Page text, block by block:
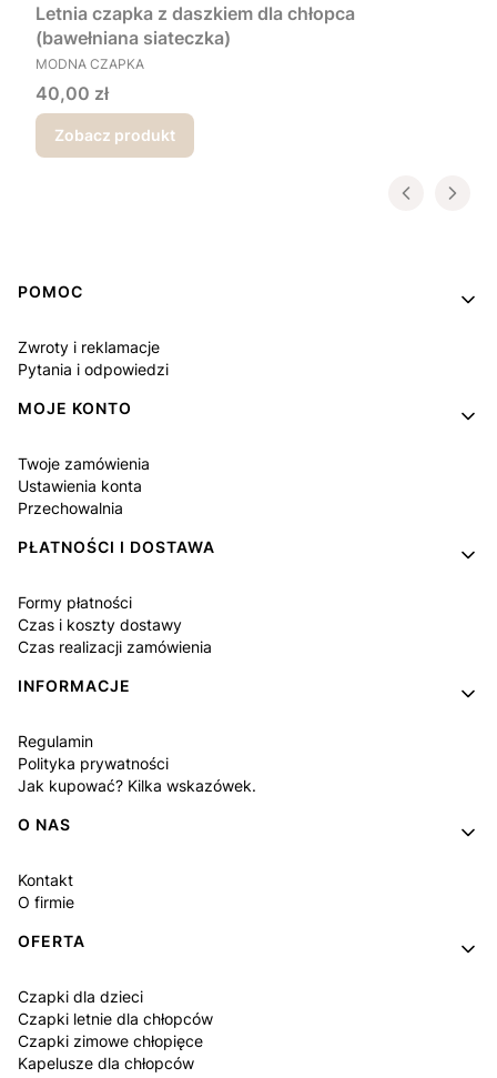
Letnia czapka z daszkiem dla chłopca
(bawełniana siateczka)
PRODUCENT
MODNA CZAPKA
Cena
40,00 zł
Zobacz produkt
Linki w stopce
POMOC
Zwroty i reklamacje
Pytania i odpowiedzi
MOJE KONTO
Twoje zamówienia
Ustawienia konta
Przechowalnia
PŁATNOŚCI I DOSTAWA
Formy płatności
Czas i koszty dostawy
Czas realizacji zamówienia
INFORMACJE
Regulamin
Polityka prywatności
Jak kupować? Kilka wskazówek.
O NAS
Kontakt
O firmie
OFERTA
Czapki dla dzieci
Czapki letnie dla chłopców
Czapki zimowe chłopięce
Kapelusze dla chłopców